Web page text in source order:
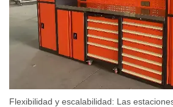
Flexibilidad y escalabilidad: Las